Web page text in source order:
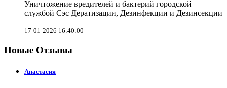
Уничтожение вредителей и бактерий городской
службой Сэс Дератизации, Дезинфекции и Дезинсекции
17-01-2026 16:40:00
Новые Отзывы
Анастасия